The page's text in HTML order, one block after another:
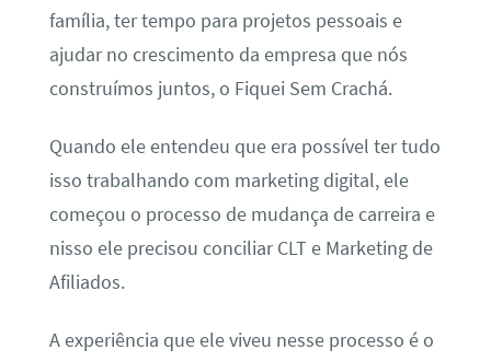
família, ter tempo para projetos pessoais e
ajudar no crescimento da empresa que nós
construímos juntos, o Fiquei Sem Crachá.
Quando ele entendeu que era possível ter tudo
isso trabalhando com marketing digital, ele
começou o processo de mudança de carreira e
nisso ele precisou conciliar CLT e Marketing de
Afiliados.
A experiência que ele viveu nesse processo é o